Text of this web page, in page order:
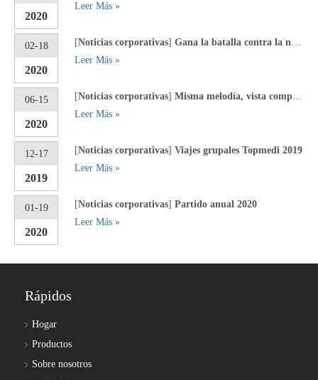
2020
Leer Más »
02-18
2020
[Noticias corporativas] Gana la batalla contra la novela de la epidemia de Coronavirus
Leer Más »
06-15
2020
[Noticias corporativas] Misma melodía, vista compartida. Con Canton Fair
Leer Más »
12-17
2019
[Noticias corporativas] Viajes grupales Topmedi 2019
Leer Más »
01-19
2020
[Noticias corporativas] Partido anual 2020
Leer Más »
Rápidos
Hogar
Productos
Sobre nosotros